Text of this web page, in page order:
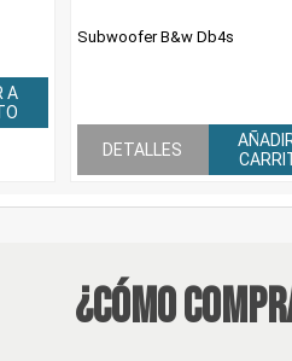
A
Subwoofer B&w Db4s
DETALLES
¿Cómo